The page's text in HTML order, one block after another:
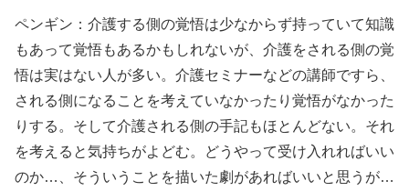
ペンギン：介護する側の覚悟は少なからず持っていて知識
もあって覚悟もあるかもしれないが、介護をされる側の覚
悟は実はない人が多い。介護セミナーなどの講師ですら、
される側になることを考えていなかったり覚悟がなかった
りする。そして介護される側の手記もほとんどない。それ
を考えると気持ちがよどむ。どうやって受け入れればいい
のか…、そういうことを描いた劇があればいいと思うが…